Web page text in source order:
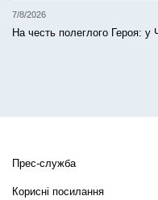
7/8/2026
На честь полеглого Героя:
Прес-служба
Корисні посилання